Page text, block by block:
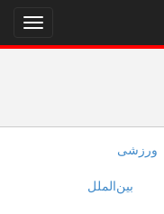
نمایش
منو
ورزشی
بین‌الملل